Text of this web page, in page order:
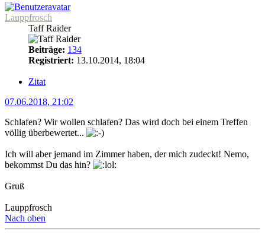
Lauppfrosch
Taff Raider
Beiträge: 134
Registriert: 13.10.2014, 18:04
Zitat
07.06.2018, 21:02
Schlafen? Wir wollen schlafen? Das wird doch bei einem Treffen
völlig überbewertet...
Ich will aber jemand im Zimmer haben, der mich zudeckt! Nemo,
bekommst Du das hin?
Gruß
Lauppfrosch
Nach oben